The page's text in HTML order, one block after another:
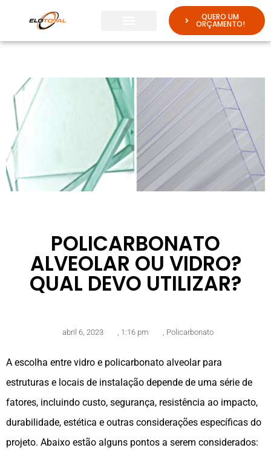
QUERO UM
ORÇAMENTO!
POLICARBONATO
ALVEOLAR OU VIDRO?
QUAL DEVO UTILIZAR?
abril 6, 2023 1:16 pm Policarbonato
A escolha entre vidro e policarbonato alveolar para
estruturas e locais de instalação depende de uma série de
fatores, incluindo custo, segurança, resistência ao impacto,
durabilidade, estética e outras considerações específicas do
projeto. Abaixo estão alguns pontos a serem considerados: